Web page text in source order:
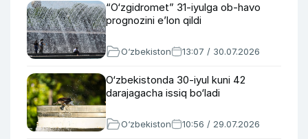
“O‘zgidromet” 31-iyulga ob-havo
prognozini e’lon qildi
O‘zbekiston 13:07 / 30.07.2026
O‘zbekistonda 30-iyul kuni 42
darajagacha issiq bo‘ladi
O‘zbekiston 10:56 / 29.07.2026